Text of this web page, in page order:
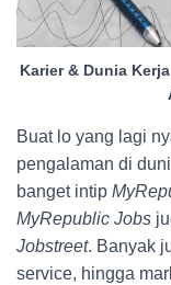
Karier & Dunia
Buat lo yang lagi
pengalaman di
banget intip
MyRepublic Jobs
Jobstreet. Banyak
service, hingga